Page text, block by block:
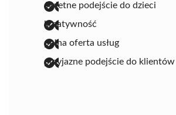
świetne podejście do dzieci
kreatywność
pełna oferta usług
przyjazne podejście do klientów